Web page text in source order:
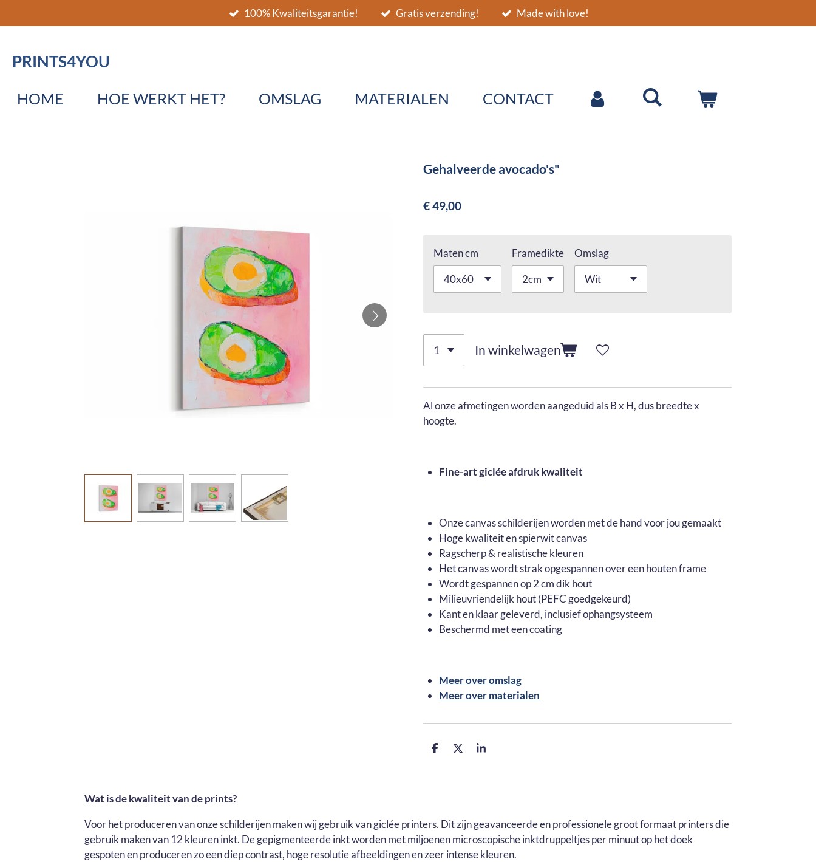
direct
de
100% Kwaliteitsgarantie! Gratis verzending! Made with love!
PRINTS4YOU
HOME HOE WERKT HET? OMSLAG MATERIALEN CONTACT
Gehalveerde avocado's"
€ 49,00
Maten cm Framedikte Omslag
In winkelwagen
Al onze afmetingen worden aangeduid als B x H, dus breedte x
hoogte.
Fine-art giclée afdruk kwaliteit
Onze canvas schilderijen worden met de hand voor jou gemaakt
Hoge kwaliteit en spierwit canvas
Ragscherp & realistische kleuren
Het canvas wordt strak opgespannen over een houten frame
Wordt gespannen op 2 cm dik hout
Milieuvriendelijk hout (PEFC goedgekeurd)
Kant en klaar geleverd, inclusief ophangsysteem
Beschermd met een coating
Meer over omslag
Meer over materialen
D
D
S
Wat is de kwaliteit van de prints?
Voor het produceren van onze schilderijen maken wij gebruik van giclée printers. Dit zijn geavanceerde en professionele groot formaat printers die
gebruik maken van 12 kleuren inkt. De gepigmenteerde inkt worden met miljoenen microscopische inktdruppeltjes per minuut op het doek
gespoten en produceren zo een diep contrast, hoge resolutie afbeeldingen en zeer intense kleuren.